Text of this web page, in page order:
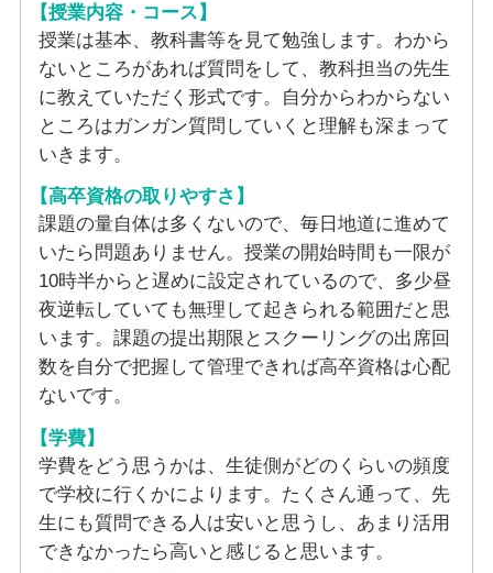
【授業内容・コース】
授業は基本、教科書等を見て勉強します。わから
ないところがあれば質問をして、教科担当の先生
に教えていただく形式です。自分からわからない
ところはガンガン質問していくと理解も深まって
いきます。
【高卒資格の取りやすさ】
課題の量自体は多くないので、毎日地道に進めて
いたら問題ありません。授業の開始時間も一限が
10時半からと遅めに設定されているので、多少昼
夜逆転していても無理して起きられる範囲だと思
います。課題の提出期限とスクーリングの出席回
数を自分で把握して管理できれば高卒資格は心配
ないです。
【学費】
学費をどう思うかは、生徒側がどのくらいの頻度
で学校に行くかによります。たくさん通って、先
生にも質問できる人は安いと思うし、あまり活用
できなかったら高いと感じると思います。